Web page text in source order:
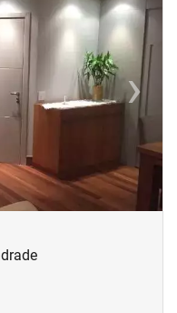
›Next